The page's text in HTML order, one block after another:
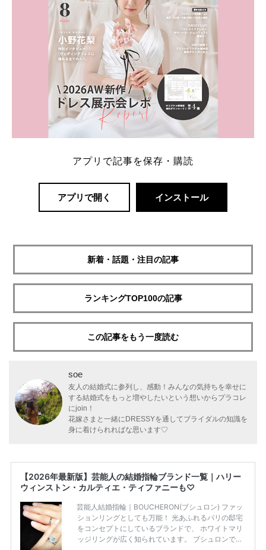
アプリで記事を保存・購読
アプリで開く インストール
新着・話題・注目の記事
ランキングTOP100の記事
この記事をもう一度読む
soe
友人の結婚式に参列し、感動！みんなの気持ちを幸せに
する結婚式をもっと増やしたいという想いからプラコレ
にjoin！
花嫁さまと一緒にDRESSYを通してブライダルの知識を
身に着けられればな思います♡
【2026年最新版】芸能人の結婚指輪ブランド一覧｜ハリー
ウィンストン・カルティエ・ティファニーも♡
芸能人結婚指輪｜BOUCHERON(ブシュロン) ファッ
ションリングとしても万能！ 光あふれるパリの邸宅
をコンセプトにしているブランドで、 ホワイトマリ
ッジリングが広く知られています。 ブシュロンで特